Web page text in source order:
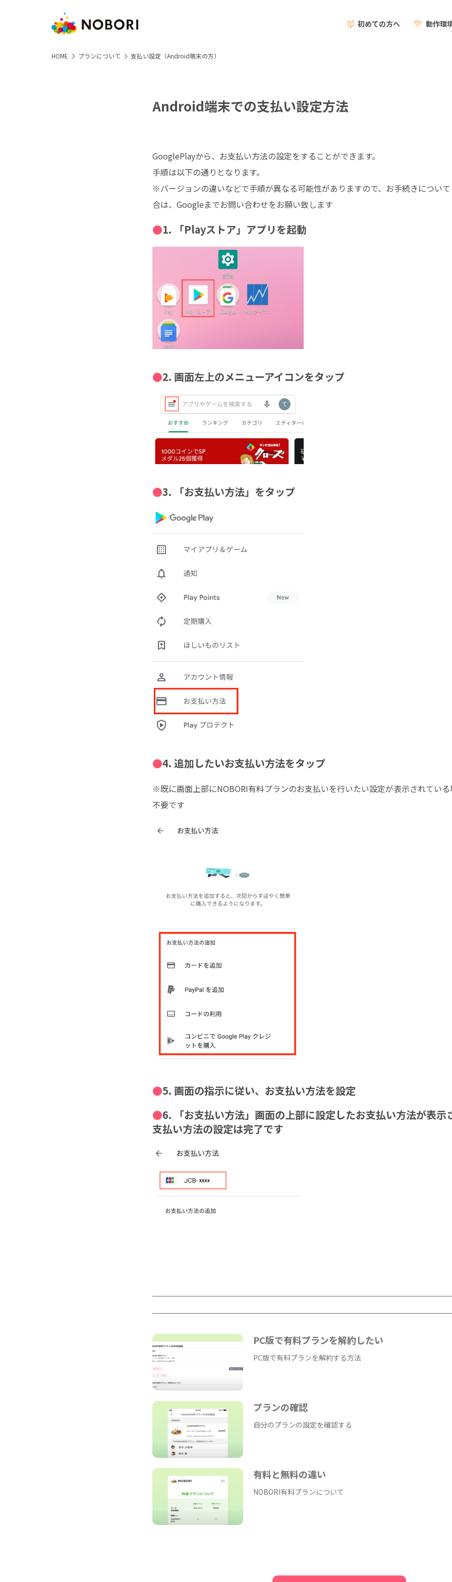
初めての方へ 動作環
HOME プランについて 支払い設定（Android端末の方）
Android端末での支払い設定方法
GooglePlayから、お支払い方法の設定をすることができます。
手順は以下の通りとなります。
※バージョンの違いなどで手順が異なる可能性がありますので、お手続きについ
合は、Googleまでお問い合わせをお願い致します
1. 「Playストア」アプリを起動
2. 画面左上のメニューアイコンをタップ
3. 「お支払い方法」をタップ
4. 追加したいお支払い方法をタップ
※既に画面上部にNOBORI有料プランのお支払いを行いたい設定が表示されてい
不要です
5. 画面の指示に従い、お支払い方法を設定
6. 「お支払い方法」画面の上部に設定したお支払い方法が表示
支払い方法の設定は完了です
PC版で有料プランを解約したい
PC版で有料プランを解約する方法
プランの確認
自分のプランの設定を確認する
有料と無料の違い
NOBORI有料プランについて